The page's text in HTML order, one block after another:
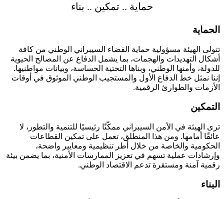
حماية .. تمكين .. بناء
الهيئة مسؤولية حماية الفضاء السيبراني الوطني من كافة
التهديدات والهجمات، بما يشمل الدفاع عن المصالح الحيوية
وأمنها الوطني، وبناها التحتية الحساسة، وبيانات مواطنيها.
نمثل خط الدفاع الأول والمستجيب الوطني الموثوق في أوقات
والطوارئ الرقمية.
الهيئة في الأمن السيبراني ممكّنًا رئيسيًا للتنمية والتطور، لا
أمامها. ومن هذا المنطلق، تعمل على تمكين القطاعات
والخاصة من خلال أطر تنظيمية ومعايير واضحة،
عملية تسهم في تعزيز الممارسات الأمنية، بما يضمن بيئة
آمنة ومستقرة تدعم الاقتصاد الوطني.